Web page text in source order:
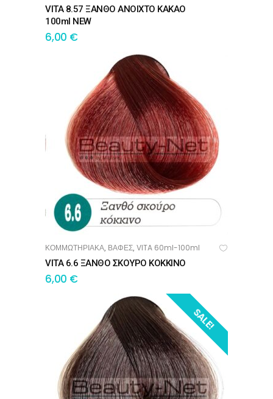
VITA 8.57 ΞΑΝΘΟ ΑΝΟΙΧΤΟ ΚΑΚΑΟ
100ml NEW
6,00 €
ΠΡΟΣΘΉΚΗ ΣΤΟ ΚΑΛΆΘΙ
ΚΟΜΜΩΤΗΡΙΑΚΑ, ΒΑΦΕΣ, VITA 60ml-100ml
VITA 6.6 ΞΑΝΘΟ ΣΚΟΥΡΟ ΚΟΚΚΙΝΟ
6,00 €
SALE!